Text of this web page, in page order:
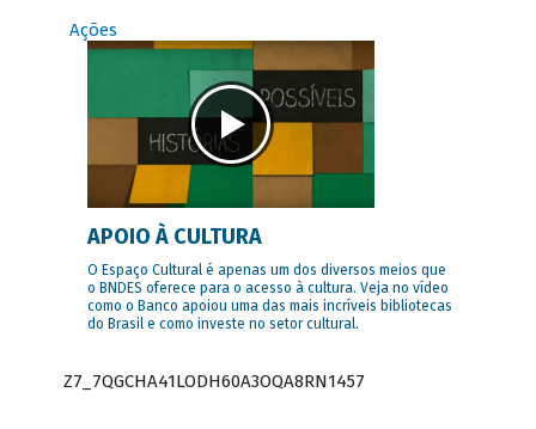
Ações
APOIO À CULTURA
O Espaço Cultural é apenas um dos diversos meios que
o BNDES oferece para o acesso à cultura. Veja no vídeo
como o Banco apoiou uma das mais incríveis bibliotecas
do Brasil e como investe no setor cultural.
Z7_7QGCHA41LODH60A3OQA8RN1457